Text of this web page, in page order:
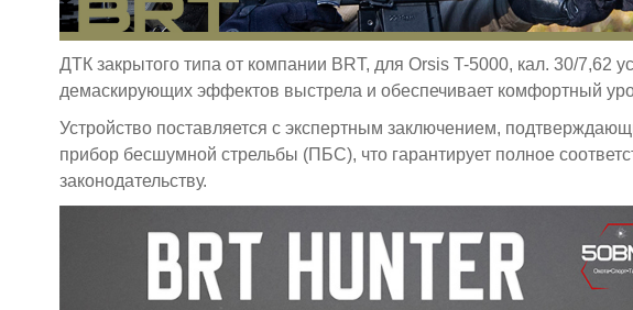
ДТК закрытого типа от компании BRT, для Orsis T-5000, кал. 30/7,62
демаскирующих эффектов выстрела и обеспечивает комфортный
Устройство поставляется с экспертным заключением,
прибор бесшумной стрельбы (ПБС), что гарантирует полное
законодательству.